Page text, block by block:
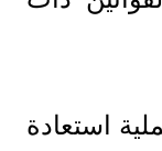
استعادة